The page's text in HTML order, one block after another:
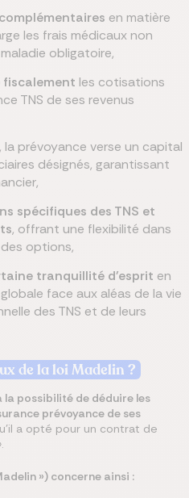
en matière
les frais médicaux non
obligatoire,
fiscalement les cotisations
TNS de ses revenus
, la prévoyance verse un capital
désignés, garantissant
spécifiques des TNS et
, offrant une flexibilité dans
options,
tranquillité d'esprit en
face aux aléas de la vie
des TNS et de leurs
de la loi Madelin ?
la possibilité de déduire les
prévoyance de ses
a opté pour un contrat de
») concerne ainsi :